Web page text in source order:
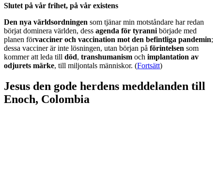
Slutet på vår frihet, på vår existens
Den nya världsordningen som tjänar min motståndare har redan
börjat dominera världen, dess agenda för tyranni började med
planen förvacciner och vaccination mot den befintliga pandemin;
dessa vacciner är inte lösningen, utan början på förintelsen som
kommer att leda till död, transhumanism och implantation av
odjurets märke, till miljontals människor. (Fortsätt)
Jesus den gode herdens meddelanden till
Enoch, Colombia